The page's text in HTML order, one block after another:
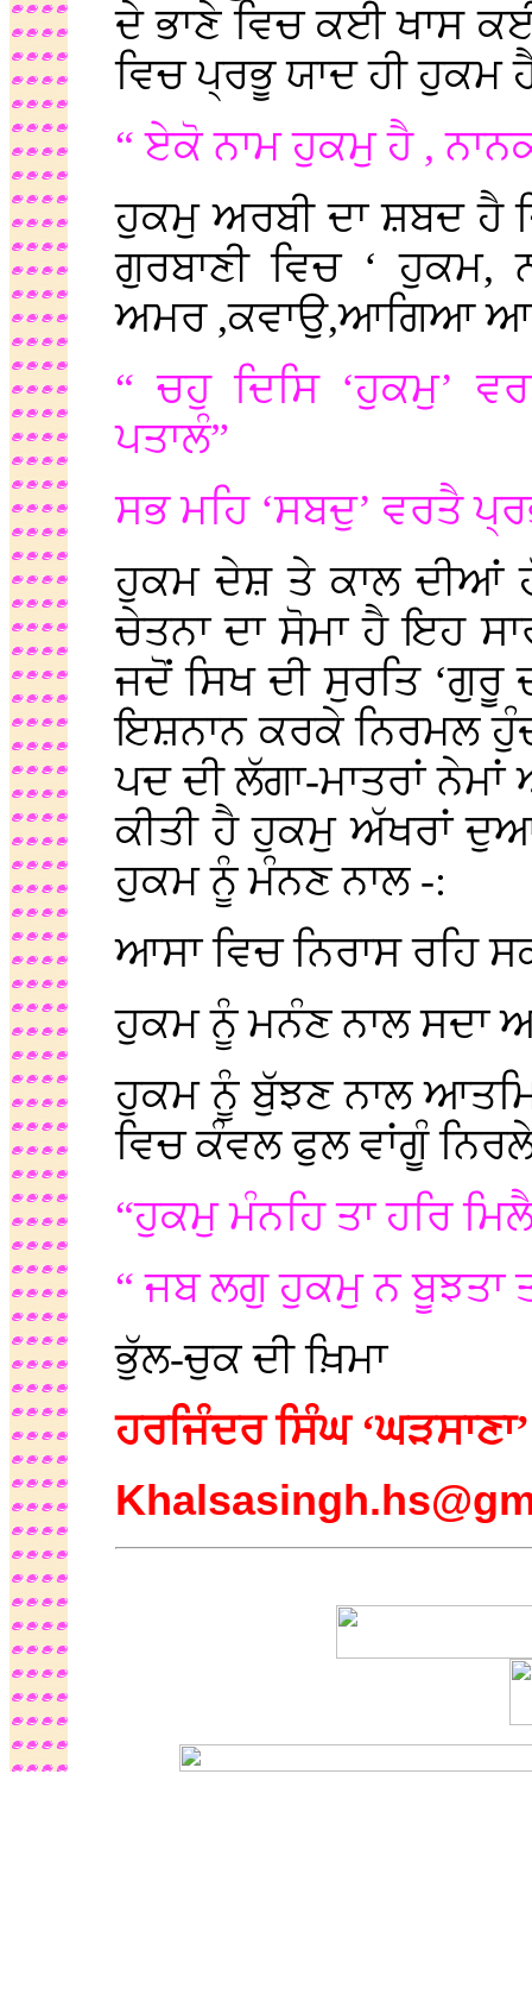
ਦੇ ਭਾਣੇ ਵਿਚ ਕਈ ਖਾਸ
ਵਿਚ ਪ੍ਰਭੂ ਯਾਦ ਹੀ ਹੁਕਮ
“ ਏਕੋ ਨਾਮ ਹੁਕਮੁ ਹੈ ,
ਹੁਕਮੁ ਅਰਬੀ ਦਾ ਸ਼ਬਦ ਹੈ
ਗੁਰਬਾਣੀ ਵਿਚ ‘ ਹੁਕਮ,
ਅਮਰ ,ਕਵਾਉ,ਆਗਿਆ
“ ਚਹੁ ਦਿਸਿ ‘ਹੁਕਮੁ’
ਪਤਾਲੰ”
ਸਭ ਮਹਿ ‘ਸਬਦੁ’ ਵਰਤੈ
ਹੁਕਮ ਦੇਸ਼ ਤੇ ਕਾਲ ਦੀਆਂ
ਚੇਤਨਾ ਦਾ ਸੋਮਾ ਹੈ ਇਹ
ਜਦੋਂ ਸਿਖ ਦੀ ਸੁਰਤਿ
ਇਸ਼ਨਾਨ ਕਰਕੇ ਨਿਰਮਲ
ਪਦ ਦੀ ਲੱਗਾ-ਮਾਤਰਾਂ
ਕੀਤੀ ਹੈ ਹੁਕਮੁ ਅੱਖਰਾਂ
ਹੁਕਮ ਨੂੰ ਮੰਨਣ ਨਾਲ -:
ਆਸਾ ਵਿਚ ਨਿਰਾਸ ਰਹਿ
ਹੁਕਮ ਨੂੰ ਮਨੰਣ ਨਾਲ ਸਦਾ
ਹੁਕਮ ਨੂੰ ਬੁੱਝਣ ਨਾਲ
ਵਿਚ ਕੰਵਲ ਫੁਲ ਵਾਂਗੂੰ
“ਹੁਕਮੁ ਮੰਨਹਿ ਤਾ ਹਰਿ
“ ਜਬ ਲਗੁ ਹੁਕਮੁ ਨ ਬੂਝਤਾ
ਭੁੱਲ-ਚੁਕ ਦੀ ਖ਼ਿਮਾ
ਹਰਜਿੰਦਰ ਸਿੰਘ ‘ਘੜਸਾਣਾ’